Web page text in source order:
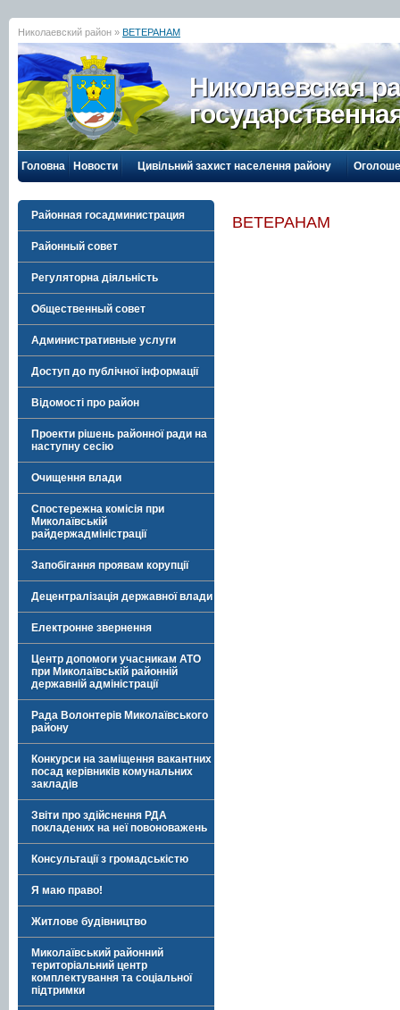
Николаевский район » ВЕТЕРАНАМ
Николаевская
Головна Новости Цивільний захист населення району
Районная госадминистрация
Районный совет
Регуляторна діяльність
Общественный совет
Административные услуги
Доступ до публічної інформації
Відомості про район
Проекти рішень районної ради на
наступну сесію
Очищення влади
Спостережна комісія при
Миколаївській
райдержадміністрації
Запобігання проявам корупції
Децентралізація державної влади
Електронне звернення
Центр допомоги учасникам АТО
при Миколаївській районній
державній адміністрації
Рада Волонтерів Миколаївського
району
Конкурси на заміщення вакантних
посад керівників комунальних
закладів
Звіти про здійснення РДА
покладених на неї повоноважень
Консультації з громадськістю
Я маю право!
Житлове будівництво
Миколаївський районний
територіальний центр
комплектування та соціальної
підтримки
ВЕТЕРАНАМ